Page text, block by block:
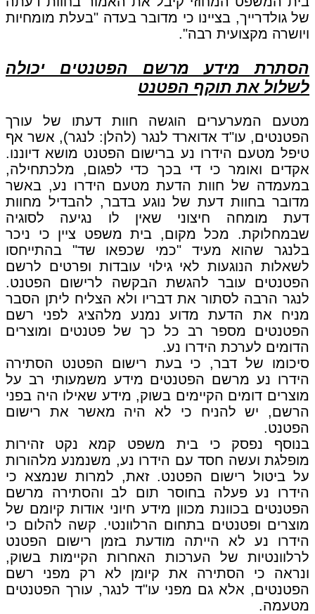
של גולדרייך, בציינו כי מדובר בעדה "בעלת מומחיות
ויושרה מקצועית רבה".
הסתרת מידע מרשם הפטנטים יכולה
לשלול את תוקף הפטנט
מטעם המערערים הוגשה חוות דעתו של עורך
הפטנטים, עו"ד אדוארד לנגר (להלן: לנגר), אשר אף
טיפל מטעם הידרו נע ברישום הפטנט מושא דיוננו.
אקדים ואומר כי די בכך כדי לפגום, מלכתחילה,
במעמדה של חוות הדעת מטעם הידרו נע, באשר
מדובר בחוות דעת של נוגע בדבר, להבדיל מחוות
דעת מומחה חיצוני שאין לו נגיעה לסוגיה
שבמחלוקת. מכל מקום, בית משפט ציין כי ניכר
בלנגר שהוא מעיד "כמי שכפאו שד" בהתייחסו
לשאלות הנוגעות לאי גילוי עובדות ופרטים לרשם
הפטנטים עובר להגשת הבקשה לרישום הפטנט.
לנגר הרבה לסתור את דבריו ולא הצליח ליתן הסבר
מניח את הדעת מדוע נמנע מלהציג לפני רשם
הפטנטים מספר רב כל כך של פטנטים ומוצרים
הדומים לערכת הידרו נע.
סיכומו של דבר, כי בעת רישום הפטנט הסתירה
הידרו נע מרשם הפטנטים מידע משמעותי רב על
מוצרים דומים הקיימים בשוק, מידע שאילו היה בפני
הרשם, יש להניח כי לא היה מאשר את רישום
הפטנט.
בנוסף נפסק כי בית משפט קמא נקט זהירות
מופלגת ועשה חסד עם הידרו נע, משנמנע מלהורות
על ביטול רישום הפטנט. זאת, למרות שנמצא כי
הידרו נע פעלה בחוסר תום לב והסתירה מרשם
הפטנטים בכוונת מכוון מידע חיוני אודות קיומם של
מוצרים ופטנטים בתחום הרלוונטי. קשה להלום כי
הידרו נע לא הייתה מודעת בזמן רישום הפטנט
לרלוונטיות של הערכות האחרות הקיימות בשוק,
ונראה כי הסתירה את קיומן לא רק מפני רשם
הפטנטים, אלא גם מפני עו"ד לנגר, עורך הפטנטים
מטעמה.